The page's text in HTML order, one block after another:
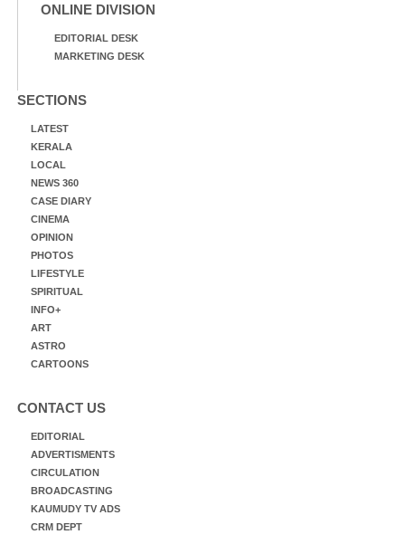
ONLINE DIVISION
EDITORIAL DESK
MARKETING DESK
SECTIONS
LATEST
KERALA
LOCAL
NEWS 360
CASE DIARY
CINEMA
OPINION
PHOTOS
LIFESTYLE
SPIRITUAL
INFO+
ART
ASTRO
CARTOONS
CONTACT US
EDITORIAL
ADVERTISMENTS
CIRCULATION
BROADCASTING
KAUMUDY TV ADS
CRM DEPT